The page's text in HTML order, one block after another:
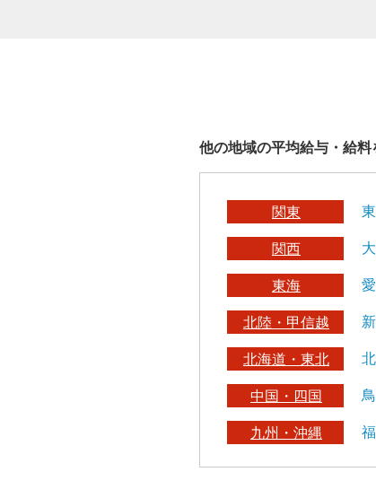
他の地域の平均給与・給料
関東
関西
東海
北陸・甲信越
北海道・東北
中国・四国
九州・沖縄